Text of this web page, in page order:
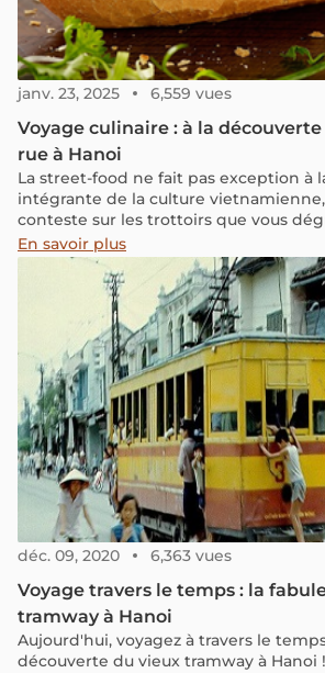
janv. 23, 2025 6,559 vues
Voyage culinaire : à la
rue à Hanoi
La street-food ne fait pas exception à
intégrante de la culture
conteste sur les trottoirs que vous
meilleurs plats populaires vietnamiens.
à travers cet article pour un voyage
découverte de la cuisine de rue à
En savoir plus
déc. 09, 2020 6,363 vues
Voyage travers le temps : la
tramway à Hanoi
Aujourd'hui, voyagez à travers le
découverte du vieux tramway à Hanoi !